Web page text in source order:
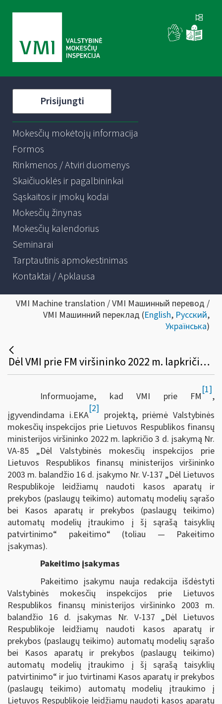
Prisijungti
Mokesčių mokėtojų informacija
Formos
Rinkmenos / Atviri duomenys
Skaičiuoklės ir pagalbininkai
Sąskaitos ir įmokų kodai
Mokesčių žinynas
Mokesčių kalendorius
Seminarai
Tarptautinis apmokestinimas
Kontaktai / Apklausa
VMI Machine translation / VMI Машинный перевод /
VMI Машинний переклад (English, Русский,
Українська)
Dėl VMI prie FM viršininko 2022 m. lapkričio 3 d. įsakymo Nr. VA-85 „Dėl VMI prie FM viršininko 2003 m. balandžio 16 d. įsakymo Nr. V-137 „Dėl Lietuvos Respublikoje leidžiamų naudoti kasos aparatų ir prekybos (paslaugų teikimo) automatų modelių sąrašo bei Kasos aparatų ir prekybos (paslaugų teikimo) automatų modelių įtraukimo į šį sąrašą taisyklių patvirtinimo“ pakeitimo“
Informuojame, kad VMI prie FM
[1]
,
įgyvendindama i.EKA
[2]
projektą, priėmė Valstybinės
mokesčių inspekcijos prie Lietuvos Respublikos finansų
ministerijos viršininko 2022 m. lapkričio 3 d. įsakymą Nr.
VA-85 „Dėl Valstybinės mokesčių inspekcijos prie
Lietuvos Respublikos finansų ministerijos viršininko
2003 m. balandžio 16 d. įsakymo Nr. V-137 „Dėl Lietuvos
Respublikoje leidžiamų naudoti kasos aparatų ir
prekybos (paslaugų teikimo) automatų modelių sąrašo
bei Kasos aparatų ir prekybos (paslaugų teikimo)
automatų modelių įtraukimo į šį sąrašą taisyklių
patvirtinimo“ pakeitimo“ (toliau — Pakeitimo
įsakymas).
Pakeitimo įsakymas
Pakeitimo įsakymu nauja redakcija išdėstyti
Valstybinės mokesčių inspekcijos prie Lietuvos
Respublikos finansų ministerijos viršininko 2003 m.
balandžio 16 d. įsakymas Nr. V-137 „Dėl Lietuvos
Respublikoje leidžiamų naudoti kasos aparatų ir
prekybos (paslaugų teikimo) automatų modelių sąrašo
bei Kasos aparatų ir prekybos (paslaugų teikimo)
automatų modelių įtraukimo į šį sąrašą taisyklių
patvirtinimo“ ir juo tvirtinami Kasos aparatų ir prekybos
(paslaugų teikimo) automatų modelių įtraukimo į
Lietuvos Respublikoje leidžiamų naudoti kasos aparatų